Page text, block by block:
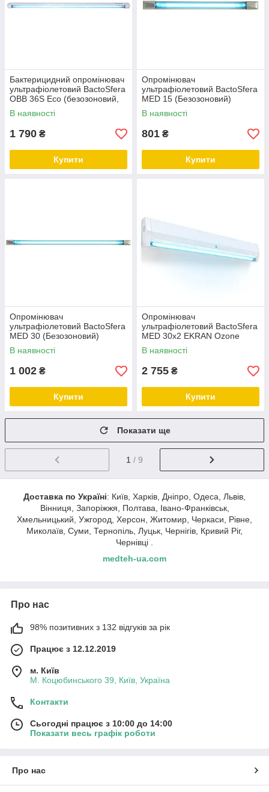
Бактерицидний опромінювач
ультрафіолетовий BactoSfera
OBB 36S Eco (безозоновий,
що не б'ється)
В наявності
1 790 ₴
Купити
Опромінювач
ультрафіолетовий BactoSfera
MED 15 (Безозоновий)
В наявності
801 ₴
Купити
Опромінювач
ультрафіолетовий BactoSfera
MED 30 (Безозоновий)
В наявності
1 002 ₴
Купити
Опромінювач
ультрафіолетовий BactoSfera
MED 30х2 EKRAN Ozone
Free (Безозоновий)
Медичний опромінювач
BactoSfera MED 30x2 EKRAN
ви
В наявності
2 755 ₴
Купити
Показати ще
1 / 9
Доставка по Україні: Київ, Харків, Дніпро, Одеса, Львів,
Вінниця, Запоріжжя, Полтава, Івано-Франківськ,
Хмельницький, Ужгород, Херсон, Житомир, Черкаси, Рівне,
Миколаїв, Суми, Тернопіль, Луцьк, Чернігів, Кривий Ріг,
Чернівці .
medteh-ua.com
Про нас
98% позитивних з 132 відгуків за рік
Працює з 12.12.2019
м. Київ
М. Коцюбинського 39, Київ, Україна
Контакти
Сьогодні працює з 10:00 до 14:00
Показати весь графік роботи
Про нас